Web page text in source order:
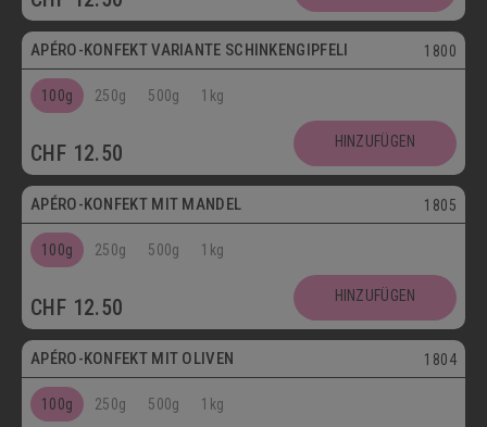
APÉRO-KONFEKT VARIANTE SCHINKENGIPFELI 1800
100g 250g 500g 1kg
CHF 12.50 HINZUFÜGEN
Vegetarisch
APÉRO-KONFEKT MIT MANDEL 1805
100g 250g 500g 1kg
CHF 12.50 HINZUFÜGEN
Vegetarisch
APÉRO-KONFEKT MIT OLIVEN 1804
100g 250g 500g 1kg